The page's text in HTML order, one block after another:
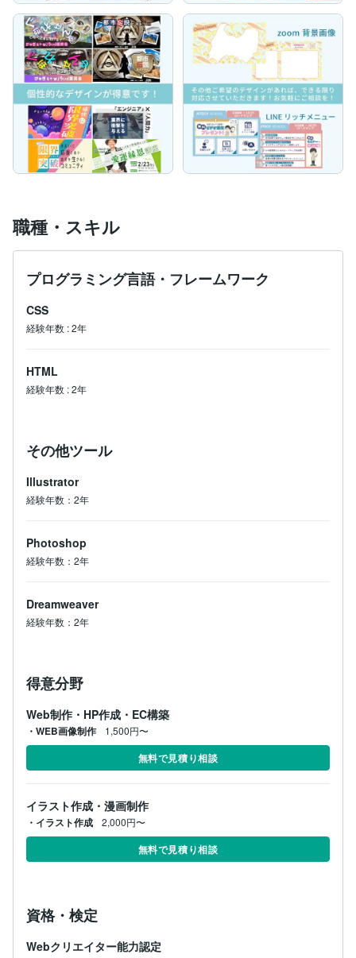
職種・スキル
プログラミング言語・フレームワーク
CSS
経験年数 :2年
HTML
経験年数 :2年
その他ツール
Illustrator
経験年数：2年
Photoshop
経験年数：2年
Dreamweaver
経験年数：2年
得意分野
Web制作・HP作成・EC構築
・WEB画像制作 1,500円〜
無料で見積り相談
イラスト作成・漫画制作
・イラスト作成 2,000円〜
無料で見積り相談
資格・検定
Webクリエイター能力認定